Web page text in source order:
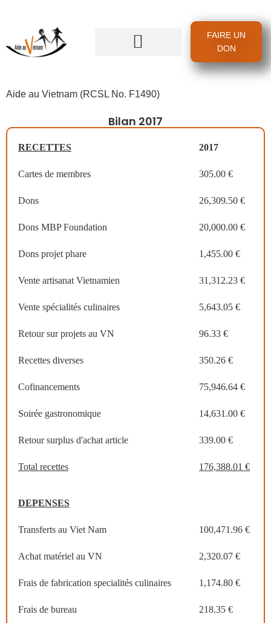
FAIRE UN
DON
Aide au Vietnam (RCSL No. F1490)
Bilan 2017
RECETTES 2017
Cartes de membres 305.00 €
Dons 26,309.50 €
Dons MBP Foundation 20,000.00 €
Dons projet phare 1,455.00 €
Vente artisanat Vietnamien 31,312.23 €
Vente spécialités culinaires 5,643.05 €
Retour sur projets au VN 96.33 €
Recettes diverses 350.26 €
Cofinancements 75,946.64 €
Soirée gastronomique 14,631.00 €
Retour surplus d'achat article 339.00 €
Total recettes 176,388.01 €
DEPENSES
Transferts au Viet Nam 100,471.96 €
Achat matériel au VN 2,320.07 €
Frais de fabrication specialités culinaires 1,174.80 €
Frais de bureau 218.35 €